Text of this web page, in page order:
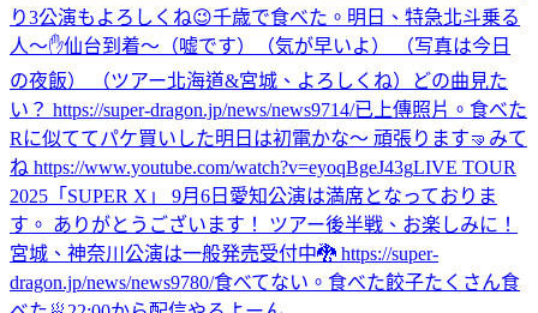
り3公演もよろしくね😉千歳で食べた。 明日、特急北斗乗る
人〜✋仙台到着〜（嘘です）（気が早いよ） （写真は今日
の夜飯） （ツアー北海道&宮城、よろしくね）
どの曲見た
い？ https://super-dragon.jp/news/news9714/已上傳照片。 食べた
Rに似ててパケ買いした明日は初電かな〜 頑張ります🤜 みて
ね https://www.youtube.com/watch?v=eyoqBgeJ43gLIVE TOUR
2025「SUPER X」 9月6日愛知公演は満席となっておりま
す。 ありがとうございます！ ツアー後半戦、お楽しみに！
宮城、神奈川公演は一般発売受付中🐉 https://super-
dragon.jp/news/news9780/食べてない。 食べた餃子たくさん食